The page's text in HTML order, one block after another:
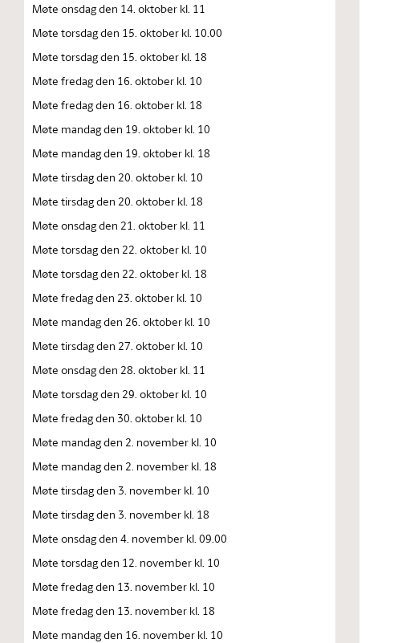
Møte onsdag den 14. oktober kl. 11
Møte torsdag den 15. oktober kl. 10.00
Møte torsdag den 15. oktober kl. 18
Møte fredag den 16. oktober kl. 10
Møte fredag den 16. oktober kl. 18
Møte mandag den 19. oktober kl. 10
Møte mandag den 19. oktober kl. 18
Møte tirsdag den 20. oktober kl. 10
Møte tirsdag den 20. oktober kl. 18
Møte onsdag den 21. oktober kl. 11
Møte torsdag den 22. oktober kl. 10
Møte torsdag den 22. oktober kl. 18
Møte fredag den 23. oktober kl. 10
Møte mandag den 26. oktober kl. 10
Møte tirsdag den 27. oktober kl. 10
Møte onsdag den 28. oktober kl. 11
Møte torsdag den 29. oktober kl. 10
Møte fredag den 30. oktober kl. 10
Møte mandag den 2. november kl. 10
Møte mandag den 2. november kl. 18
Møte tirsdag den 3. november kl. 10
Møte tirsdag den 3. november kl. 18
Møte onsdag den 4. november kl. 09.00
Møte torsdag den 12. november kl. 10
Møte fredag den 13. november kl. 10
Møte fredag den 13. november kl. 18
Møte mandag den 16. november kl. 10